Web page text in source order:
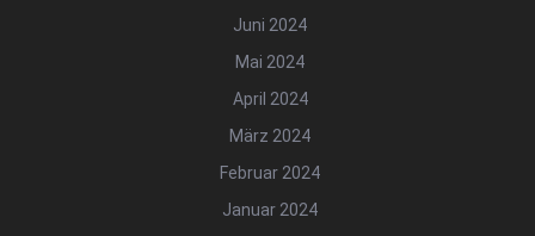
Juni 2024
Mai 2024
April 2024
März 2024
Februar 2024
Januar 2024